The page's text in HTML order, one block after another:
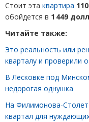
Стоит эта квартира
обойдется в 1 449
Читайте также:
Это реальность или
кварталу и проверили
В Лесковке под
недорогая однушка
На Филимонова-
квартал для